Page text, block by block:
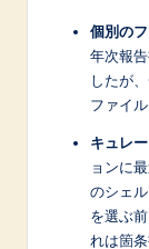
個別の
年次報
したが
ファイ
キュレ
ョンに
のシェ
を選ぶ
れは箇